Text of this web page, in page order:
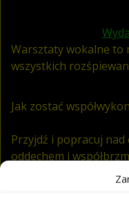
Warsztaty wokalne to
wszystkich
Jak zostać
Przyjdź i popracuj nad
oddechem i
doborowym